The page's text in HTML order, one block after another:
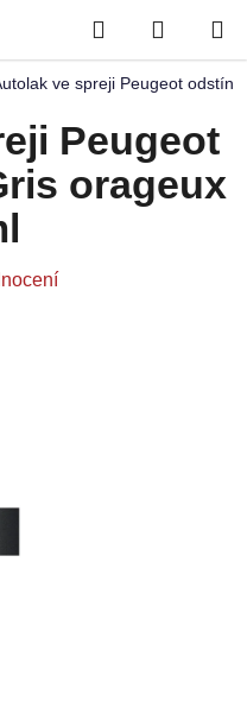
Hledat
KOŠÍK
ve spreji Peugeot odstín
Peugeot
orageux